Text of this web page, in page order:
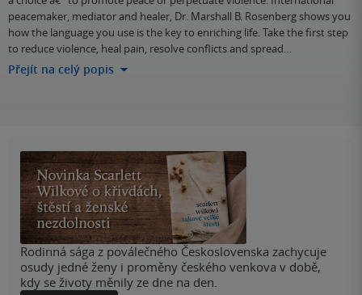
peacemaker, mediator and healer, Dr. Marshall B. Rosenberg shows you
how the language you use is the key to enriching life. Take the first step
to reduce violence, heal pain, resolve conflicts and spread…
Přejít na celý popis
Rodinná sága z poválečného Československa zachycuje
osudy jedné ženy i proměny českého venkova v době,
kdy se životy měnily ze dne na den.